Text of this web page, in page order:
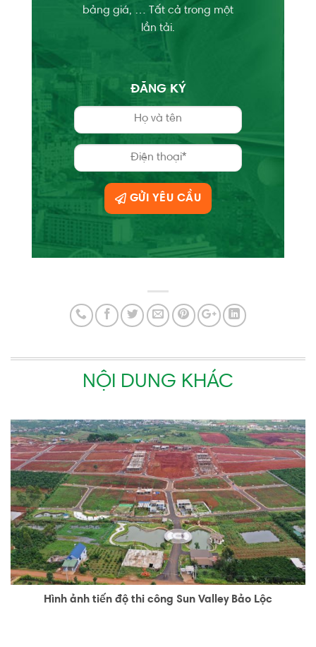
bảng giá, … Tất cả trong một
lần tải.
ĐĂNG KÝ
GỬI YÊU CẦU
NỘI DUNG KHÁC
Hình ảnh tiến độ thi công Sun Valley Bảo Lộc